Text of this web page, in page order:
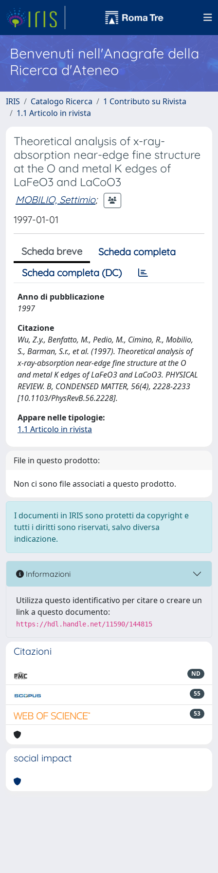
Benvenuti nell'Anagrafe della
Ricerca d'Ateneo
IRIS Catalogo Ricerca
1 Contributo su Rivista
1.1 Articolo in rivista
Theoretical analysis of x-ray-
absorption near-edge fine structure
at the O and metal K edges of
LaFeO3 and LaCoO3
MOBILIO, Settimio;
1997-01-01
Scheda breve
Scheda completa
Scheda completa (DC)
Anno di pubblicazione
1997
Citazione
Wu, Z.y., Benfatto, M., Pedio, M., Cimino, R., Mobilio,
S., Barman, S.r., et al. (1997). Theoretical analysis of
x-ray-absorption near-edge fine structure at the O
and metal K edges of LaFeO3 and LaCoO3. PHYSICAL
REVIEW. B, CONDENSED MATTER, 56(4), 2228-2233
[10.1103/PhysRevB.56.2228].
Appare nelle tipologie:
1.1 Articolo in rivista
File in questo prodotto:
Non ci sono file associati a questo prodotto.
I documenti in IRIS sono protetti da copyright e
tutti i diritti sono riservati, salvo diversa
indicazione.
Informazioni
Utilizza questo identificativo per citare o creare un
link a questo documento:
https://hdl.handle.net/11590/144815
Citazioni
ND
55
53
social impact